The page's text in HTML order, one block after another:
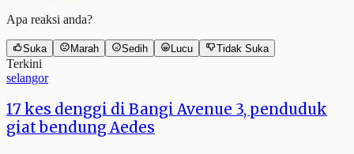
Apa reaksi anda?
Suka Marah Sedih Lucu Tidak Suka
Terkini
selangor
17 kes denggi di Bangi Avenue 3, penduduk
giat bendung Aedes